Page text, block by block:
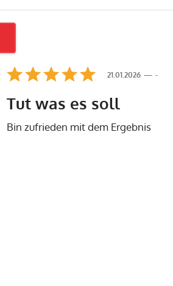
-
21.01.2026
Tut was es soll
Bin zufrieden mit dem Ergebnis